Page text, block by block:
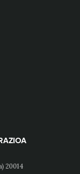
20014